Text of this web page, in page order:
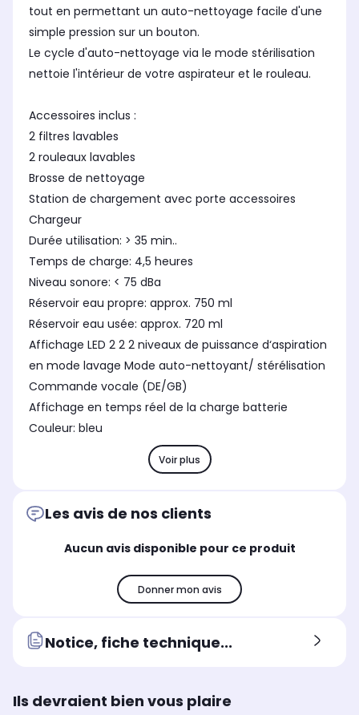
tout en permettant un auto-nettoyage facile d'une
simple pression sur un bouton.
Le cycle d'auto-nettoyage via le mode stérilisation
nettoie l'intérieur de votre aspirateur et le rouleau.
Accessoires inclus :
2 filtres lavables
2 rouleaux lavables
Brosse de nettoyage
Station de chargement avec porte accessoires
Chargeur
Durée utilisation: > 35 min..
Temps de charge: 4,5 heures
Niveau sonore: < 75 dBa
Réservoir eau propre: approx. 750 ml
Réservoir eau usée: approx. 720 ml
Affichage LED 2 2 2 niveaux de puissance d‘aspiration
en mode lavage Mode auto-nettoyant/ stérélisation
Commande vocale (DE/GB)
Affichage en temps réel de la charge batterie
Couleur: bleu
Voir plus
Les avis de nos clients
Aucun avis disponible pour ce produit
Donner mon avis
Notice, fiche technique...
Ils devraient bien vous plaire